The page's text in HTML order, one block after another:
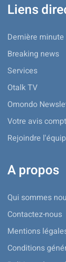
Liens
Dernière minute
Breaking news
Services
Otalk TV
Omondo
Votre avis
Rejoindre
A propos
Qui sommes
Contactez-nous
Mentions
Conditions